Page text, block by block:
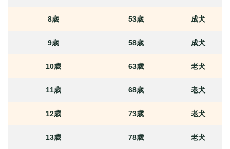
8歳 53歳 成犬
9歳 58歳 成犬
10歳 63歳 老犬
11歳 68歳 老犬
12歳 73歳 老犬
13歳 78歳 老犬